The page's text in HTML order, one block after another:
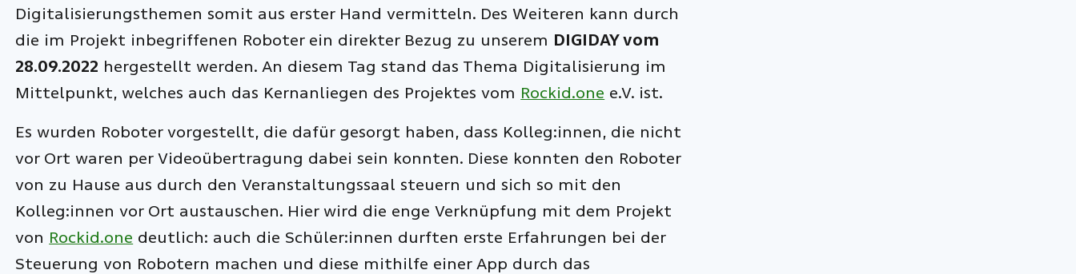
Digitalisierungsthemen somit aus erster Hand vermitteln. Des Weiteren kann durch
die im Projekt inbegriffenen Roboter ein direkter Bezug zu unserem DIGIDAY vom
28.09.2022 hergestellt werden. An diesem Tag stand das Thema Digitalisierung im
Mittelpunkt, welches auch das Kernanliegen des Projektes vom Rockid.one e.V. ist.
Es wurden Roboter vorgestellt, die dafür gesorgt haben, dass Kolleg:innen, die nicht
vor Ort waren per Videoübertragung dabei sein konnten. Diese konnten den Roboter
von zu Hause aus durch den Veranstaltungssaal steuern und sich so mit den
Kolleg:innen vor Ort austauschen. Hier wird die enge Verknüpfung mit dem Projekt
von Rockid.one deutlich: auch die Schüler:innen durften erste Erfahrungen bei der
Steuerung von Robotern machen und diese mithilfe einer App durch das